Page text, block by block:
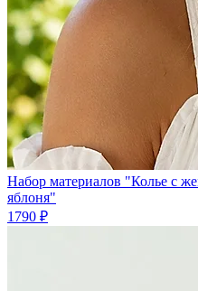
Набор материалов "Колье с
яблоня"
1790 ₽